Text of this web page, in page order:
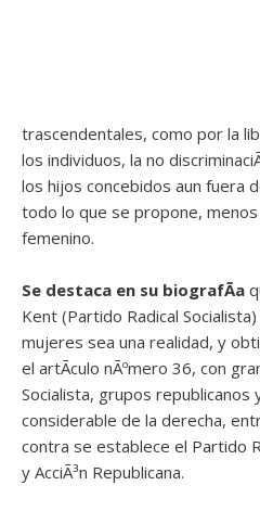
trascendentales, como por la
los individuos, la no
los hijos concebidos aun fuera
todo lo que se propone,
femenino.
Se destaca en su biografÃ­a
Kent (Partido Radical
mujeres sea una realidad, y
el artÃ­culo nÃºmero 36, con
Socialista, grupos republicanos
considerable de la derecha,
contra se establece el Partido
y AcciÃ³n Republicana.